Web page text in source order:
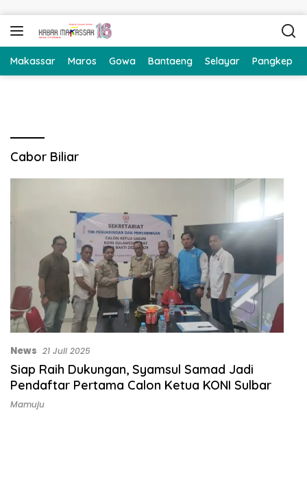
Makassar Maros Gowa Bantaeng Selayar Pangkep
Cabor Biliar
News 21 Juli 2025
Siap Raih Dukungan, Syamsul Samad Jadi
Pendaftar Pertama Calon Ketua KONI Sulbar
Mamuju